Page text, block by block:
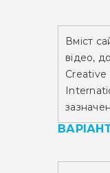
Вміст
відео,